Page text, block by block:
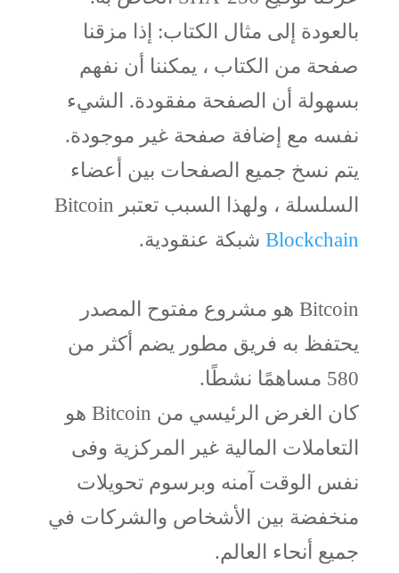
بالعودة إلى مثال الكتاب: إذا مزقنا
صفحة من الكتاب ، يمكننا أن نفهم
بسهولة أن الصفحة مفقودة. الشيء
نفسه مع إضافة صفحة غير موجودة.
يتم نسخ جميع الصفحات بين أعضاء
السلسلة ، ولهذا السبب تعتبر Bitcoin
Blockchainشبكة عنقودية.
Bitcoin هو مشروع مفتوح المصدر
يحتفظ به فريق مطور يضم أكثر من
580 مساهمًا نشطًا.
كان الغرض الرئيسي من Bitcoin هو
التعاملات المالية غير المركزية وفى
نفس الوقت آمنه وبرسوم تحويلات
منخفضة بين الأشخاص والشركات في
جميع أنحاء العالم.